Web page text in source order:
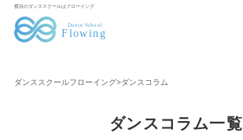
横浜のダンススクールはフローイング
ダンススクールフローイング>ダンスコラム
ダンスコラム一覧